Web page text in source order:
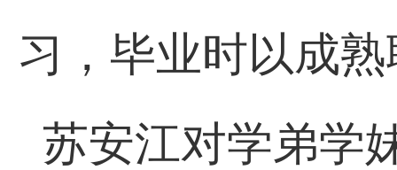
习，毕业时以成
苏安江对学弟学